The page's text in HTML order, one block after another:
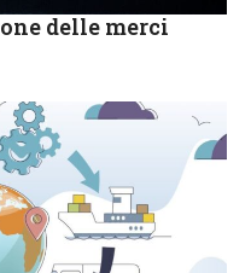
delle merci